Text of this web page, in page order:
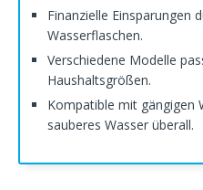
Finanzielle Einsparungen
Wasserflaschen.
Verschiedene Modelle
Haushaltsgrößen.
Kompatible mit gängigen
sauberes Wasser überall.